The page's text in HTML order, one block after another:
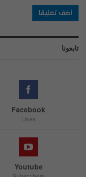
تابعونا
Facebook
Likes
Youtube